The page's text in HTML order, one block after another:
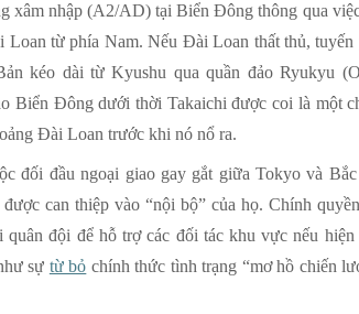
xâm nhập (A2/AD) tại Biển Đông thông qua
Loan từ phía Nam. Nếu Đài Loan thất thủ, tuyến
kéo dài từ Kyushu qua quần đảo Ryukyu
Biển Đông dưới thời Takaichi được coi là một
Đài Loan trước khi nó nổ ra.
đối đầu ngoại giao gay gắt giữa Tokyo và
can thiệp vào “nội bộ” của họ. Chính
đội để hỗ trợ các đối tác khu vực nếu
sự từ bỏ chính thức tình trạng “mơ hồ chiến